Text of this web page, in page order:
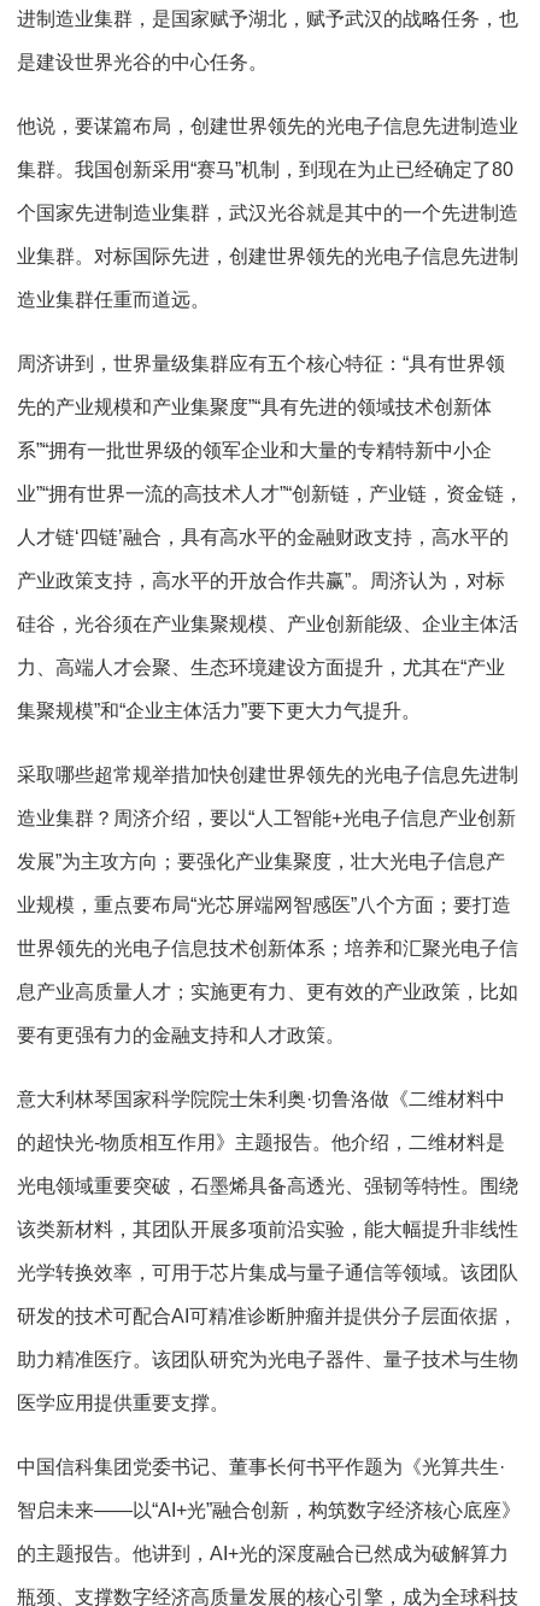
进制造业集群，是国家赋予湖北，赋予武汉的战略任务，也
是建设世界光谷的中心任务。
他说，要谋篇布局，创建世界领先的光电子信息先进制造业
集群。我国创新采用“赛马”机制，到现在为止已经确定了80
个国家先进制造业集群，武汉光谷就是其中的一个先进制造
业集群。对标国际先进，创建世界领先的光电子信息先进制
造业集群任重而道远。
周济讲到，世界量级集群应有五个核心特征：“具有世界领
先的产业规模和产业集聚度”“具有先进的领域技术创新体
系”“拥有一批世界级的领军企业和大量的专精特新中小企
业”“拥有世界一流的高技术人才”“创新链，产业链，资金链，
人才链‘四链’融合，具有高水平的金融财政支持，高水平的
产业政策支持，高水平的开放合作共赢”。周济认为，对标
硅谷，光谷须在产业集聚规模、产业创新能级、企业主体活
力、高端人才会聚、生态环境建设方面提升，尤其在“产业
集聚规模”和“企业主体活力”要下更大力气提升。
采取哪些超常规举措加快创建世界领先的光电子信息先进制
造业集群？周济介绍，要以“人工智能+光电子信息产业创新
发展”为主攻方向；要强化产业集聚度，壮大光电子信息产
业规模，重点要布局“光芯屏端网智感医”八个方面；要打造
世界领先的光电子信息技术创新体系；培养和汇聚光电子信
息产业高质量人才；实施更有力、更有效的产业政策，比如
要有更强有力的金融支持和人才政策。
意大利林琴国家科学院院士朱利奥·切鲁洛做《二维材料中
的超快光-物质相互作用》主题报告。他介绍，二维材料是
光电领域重要突破，石墨烯具备高透光、强韧等特性。围绕
该类新材料，其团队开展多项前沿实验，能大幅提升非线性
光学转换效率，可用于芯片集成与量子通信等领域。该团队
研发的技术可配合AI可精准诊断肿瘤并提供分子层面依据，
助力精准医疗。该团队研究为光电子器件、量子技术与生物
医学应用提供重要支撑。
中国信科集团党委书记、董事长何书平作题为《光算共生·
智启未来——以“AI+光”融合创新，构筑数字经济核心底座》
的主题报告。他讲到，AI+光的深度融合已然成为破解算力
瓶颈、支撑数字经济高质量发展的核心引擎，成为全球科技